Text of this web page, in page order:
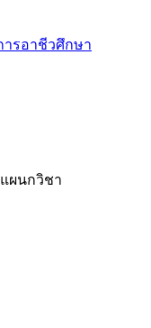
รอาชีวศึกษา
ผนกวิชา